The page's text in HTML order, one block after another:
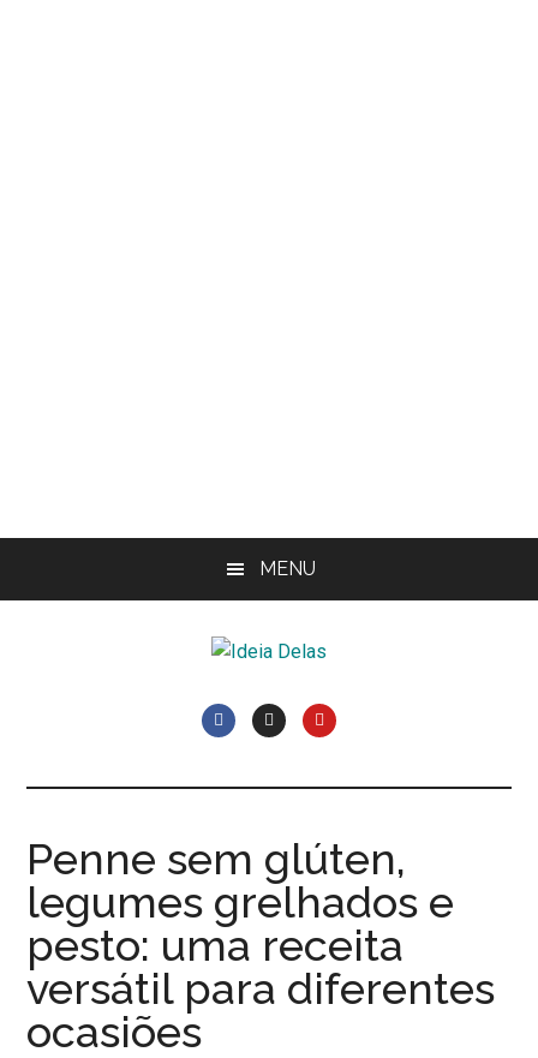
MENU
Penne sem glúten,
legumes grelhados e
pesto: uma receita
versátil para diferentes
ocasiões